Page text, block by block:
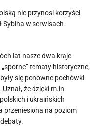
nie przynosi korzyści
Sybiha w serwisach
lat nasze dwa kraje
tematy historyczne,
się ponowne pochówki
że dzięki m.in.
i ukraińskich
przeniesiona na poziom